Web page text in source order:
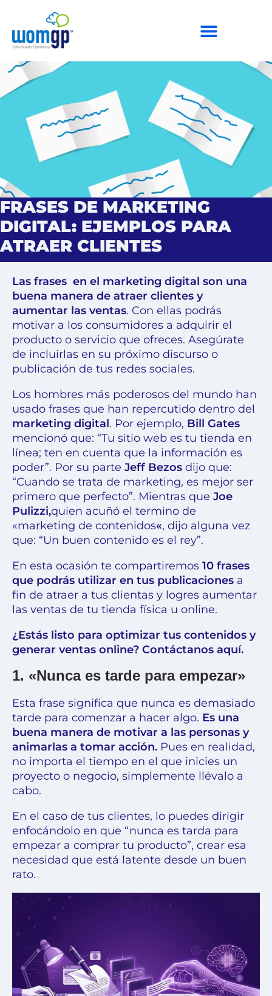
FRASES DE MARKETING
DIGITAL: EJEMPLOS PARA
ATRAER CLIENTES
Las frases en el marketing digital son una
buena manera de atraer clientes y
aumentar las ventas. Con ellas podrás
motivar a los consumidores a adquirir el
producto o servicio que ofreces. Asegúrate
de incluirlas en su próximo discurso o
publicación de tus redes sociales.
Los hombres más poderosos del mundo han
usado frases que han repercutido dentro del
marketing digital. Por ejemplo, Bill Gates
mencionó que: “Tu sitio web es tu tienda en
línea; ten en cuenta que la información es
poder”. Por su parte Jeff Bezos dijo que:
“Cuando se trata de marketing, es mejor ser
primero que perfecto”. Mientras que Joe
Pulizzi,quien acuñó el termino de
«marketing de contenidos«, dijo alguna vez
que: “Un buen contenido es el rey”.
En esta ocasión te compartiremos 10 frases
que podrás utilizar en tus publicaciones a
fin de atraer a tus clientas y logres aumentar
las ventas de tu tienda física u online.
¿Estás listo para optimizar tus contenidos y
generar ventas online? Contáctanos aquí.
1. «Nunca es tarde para empezar»
Esta frase significa que nunca es demasiado
tarde para comenzar a hacer algo. Es una
buena manera de motivar a las personas y
animarlas a tomar acción. Pues en realidad,
no importa el tiempo en el que inicies un
proyecto o negocio, simplemente llévalo a
cabo.
En el caso de tus clientes, lo puedes dirigir
enfocándolo en que “nunca es tarda para
empezar a comprar tu producto”, crear esa
necesidad que está latente desde un buen
rato.